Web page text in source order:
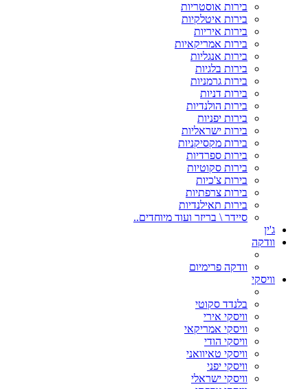
בירות אוסטריות
בירות איטלקיות
בירות איריות
בירות אמריקאיות
בירות אנגליות
בירות בלגיות
בירות גרמניות
בירות דניות
בירות הולנדיות
בירות יפניות
בירות ישראליות
בירות מקסיקניות
בירות ספרדיות
בירות סקוטיות
בירות צ'כיות
בירות צרפתיות
בירות תאילנדיות
סיידר \ בריזר ועוד מיוחדים..
ג'ין
וודקה
וודקה פרימיום
וויסקי
בלנדד סקוטי
וויסקי אירי
וויסקי אמריקאי
וויסקי הודי
וויסקי טאיוואני
וויסקי יפני
וויסקי ישראלי